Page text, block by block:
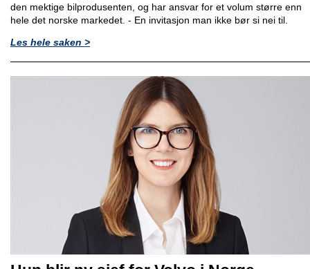
den mektige bilprodusenten, og har ansvar for et volum større enn
hele det norske markedet. - En invitasjon man ikke bør si nei til.
Les hele saken >